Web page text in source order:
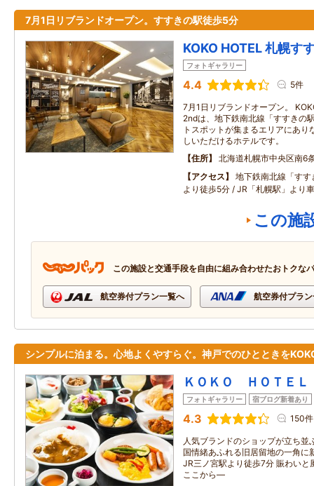
7月1日リブランドオープン。すすきの駅徒歩5分
KOKO HOTEL 札幌す
フォトギャラリー
4.4 5件
7月1日リブランドオープン。
2ndは、地下鉄南北線「すすきの
トスポットが集まるエリアにあ
しいただけるホテルです。
住所
北海道札幌市中央区南6
アクセス
地下鉄南北線「す
より徒歩5分 / JR「札幌駅」より
この施
この施設と交通手段を自由に組み合わせたおトクな
航空券付プラン一覧へ 航空券付プラ
シンプルに泊まる。心地よくやすらぐ。神戸でのひとときを
ＫＯＫＯ ＨＯＴＥ
フォトギャラリー 宿ブログ新着あり
4.3 150件
人気ブランドのショップが立ち
国情緒あふれる旧居留地の一角に
JR三ノ宮駅より徒歩7分 賑わいと
ここから―